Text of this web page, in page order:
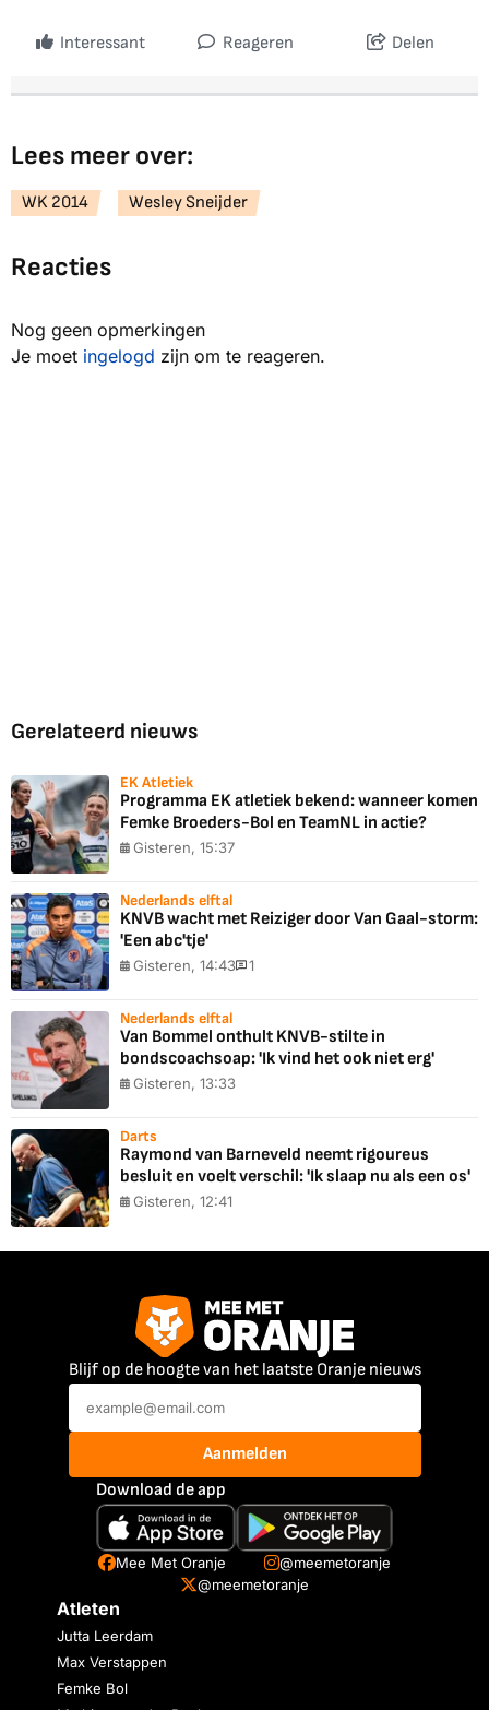
Interessant Reageren Delen
Lees meer over:
WK 2014 Wesley Sneijder
Reacties
Nog geen opmerkingen
Je moet ingelogd zijn om te reageren.
Gerelateerd nieuws
EK Atletiek
Programma EK atletiek bekend: wanneer komen
Femke Broeders-Bol en TeamNL in actie?
Gisteren, 15:37
Nederlands elftal
KNVB wacht met Reiziger door Van Gaal-storm:
'Een abc'tje'
Gisteren, 14:43 1
Nederlands elftal
Van Bommel onthult KNVB-stilte in
bondscoachsoap: 'Ik vind het ook niet erg'
Gisteren, 13:33
Darts
Raymond van Barneveld neemt rigoureus
besluit en voelt verschil: 'Ik slaap nu als een os'
Gisteren, 12:41
Blijf op de hoogte van het laatste Oranje nieuws
Aanmelden
Download de app
Mee Met Oranje
@meemetoranje
@meemetoranje
Atleten
Jutta Leerdam
Max Verstappen
Femke Bol